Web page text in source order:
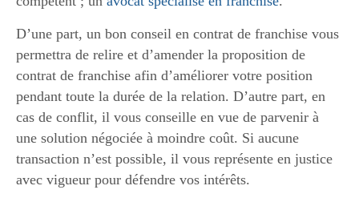
D’une part, un bon conseil en contrat de franchise vous
permettra de relire et d’amender la proposition de
contrat de franchise afin d’améliorer votre position
pendant toute la durée de la relation. D’autre part, en
cas de conflit, il vous conseille en vue de parvenir à
une solution négociée à moindre coût. Si aucune
transaction n’est possible, il vous représente en justice
avec vigueur pour défendre vos intérêts.